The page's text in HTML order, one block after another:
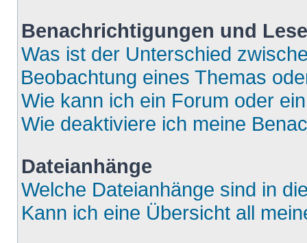
Benachrichtigungen und
Was ist der Unterschied
Beobachtung eines Themas
Wie kann ich ein Forum oder
Wie deaktiviere ich meine
Dateianhänge
Welche Dateianhänge sind in
Kann ich eine Übersicht all